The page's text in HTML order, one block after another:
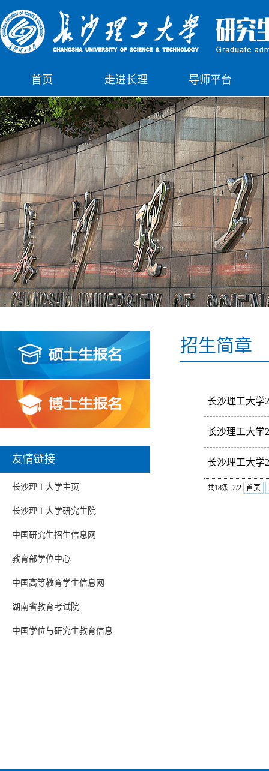
首页 走进长理 导师平台
下载中心 公示栏
友情链接
长沙理工大学主页
长沙理工大学研究生院
中国研究生招生信息网
教育部学位中心
中国高等教育学生信息网
湖南省教育考试院
中国学位与研究生教育信息
招生简章
长沙理工大学
长沙理工大学
长沙理工大学
::文件附件:: ·
长沙理工大学
见附件 ::文件
共18条 2/2 首页